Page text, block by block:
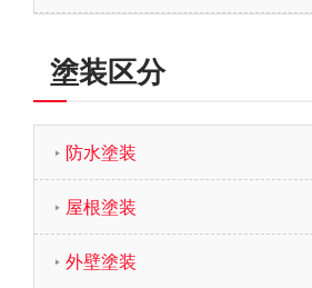
塗装区分
防水塗装
屋根塗装
外壁塗装